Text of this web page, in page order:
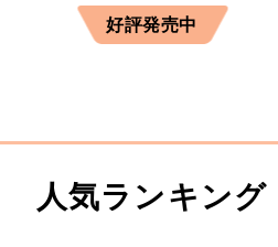
好評発売中
人気ランキング